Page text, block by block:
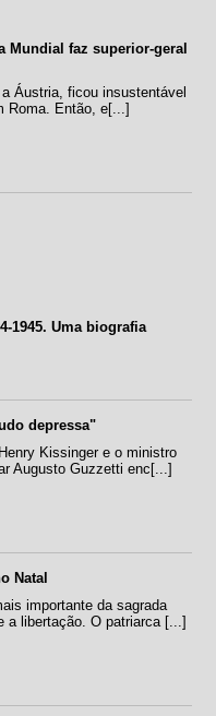
Mundial faz superior-geral
Áustria, ficou insustentável
Roma. Então, e[...]
1945. Uma biografia
depressa"
Kissinger e o ministro
Augusto Guzzetti enc[...]
Natal
importante da sagrada
a libertação. O patriarca [...]